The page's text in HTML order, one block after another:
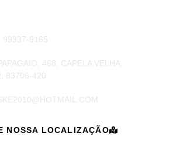
99937-9165
468, CAPELA VELHA,
83706-420
NOSSA LOCALIZAÇÃO